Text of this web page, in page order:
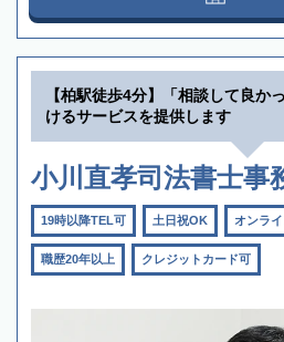
【柏駅徒歩4分】「相談して良か
けるサービスを提供します
小川直孝司法書士事
19時以降TEL可 土日祝OK オンラ
職歴20年以上 クレジットカード可